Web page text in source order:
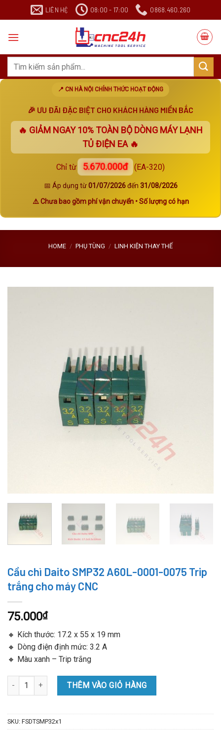
đến
dung
LIÊN HỆ 08:00 - 17:00 0868.460.260
Search
📍 CN HÀ NỘI CHÍNH THỨC HOẠT ĐỘNG
🎉 ƯU ĐÃI ĐẶC BIỆT CHO KHÁCH HÀNG MIỀN BẮC
🔥 GIẢM NGAY10% TOÀN BỘ DÒNG MÁY LẠNH
TỦ ĐIỆN EA 🔥
Chỉ từ 5.670.000đ (EA-320)
📅 Áp dụng từ01/07/2026đến 31/08/2026
⚠️ Chưa bao gồm phí vận chuyển • Số lượng có hạn
HOME / PHỤ TÙNG / LINH KIỆN THAY THẾ
Cầu chì Daito SMP32 A60L-0001-0075 Trip
trắng cho máy CNC
75.000₫
🔸 Kích thước: 17.2 x 55 x 19 mm
🔸 Dòng điện định mức: 3.2 A
🔸 Màu xanh – Trip trắng
Cầu chì Daito SMP32 A60L-0001-0075 Trip trắng cho máy CNC
THÊM VÀO GIỎ HÀNG
SKU: FSDTSMP32x1